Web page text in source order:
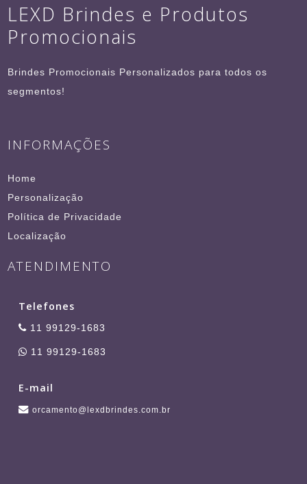
LEXD Brindes e Produtos
Promocionais
Brindes Promocionais Personalizados para todos os
segmentos!
INFORMAÇÕES
Home
Personalização
Política de Privacidade
Localização
ATENDIMENTO
Telefones
11 99129-1683
11 99129-1683
E-mail
orcamento@lexdbrindes.com.br